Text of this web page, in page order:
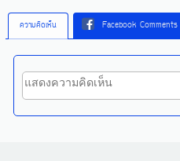
ความคิดเห็น Facebook Comments